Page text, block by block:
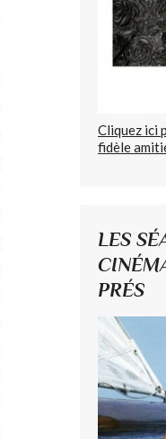
Cliquez ici
fidèle
LES
PRÉS